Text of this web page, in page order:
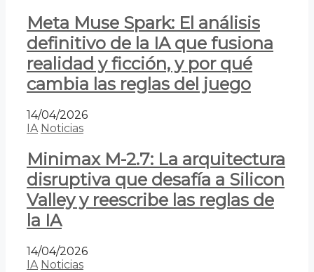
Meta Muse Spark: El análisis
definitivo de la IA que fusiona
realidad y ficción, y por qué
cambia las reglas del juego
14/04/2026
IA Noticias
Minimax M-2.7: La arquitectura
disruptiva que desafía a Silicon
Valley y reescribe las reglas de
la IA
14/04/2026
IA Noticias